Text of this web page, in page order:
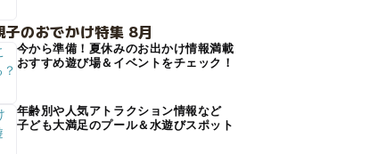
子のおでかけ特集 8月
今から準備！夏休みのお出かけ情報満載
おすすめ遊び場＆イベントをチェック！
年齢別や人気アトラクション情報など
子ども大満足のプール＆水遊びスポット